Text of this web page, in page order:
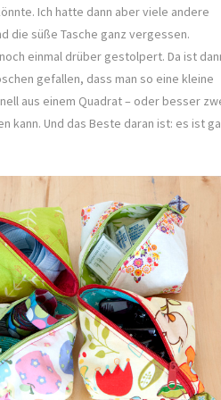
Ich hatte dann aber viele andere
die süße Tasche ganz vergessen.
einmal drüber gestolpert. Da ist
gefallen, dass man so eine kleine
aus einem Quadrat – oder besser
kann. Und das Beste daran ist: es ist